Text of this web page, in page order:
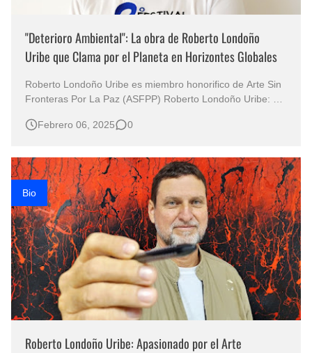
"Deterioro Ambiental": La obra de Roberto Londoño
Uribe que Clama por el Planeta en Horizontes Globales
Roberto Londoño Uribe es miembro honorifico de Arte Sin
Fronteras Por La Paz (ASFPP) Roberto Londoño Uribe: Un
El Arte de Londoño Uribe como Eco de una Crisis
con las pro…
Febrero 06, 2025 0
Bio
Roberto Londoño Uribe: Apasionado por el Arte